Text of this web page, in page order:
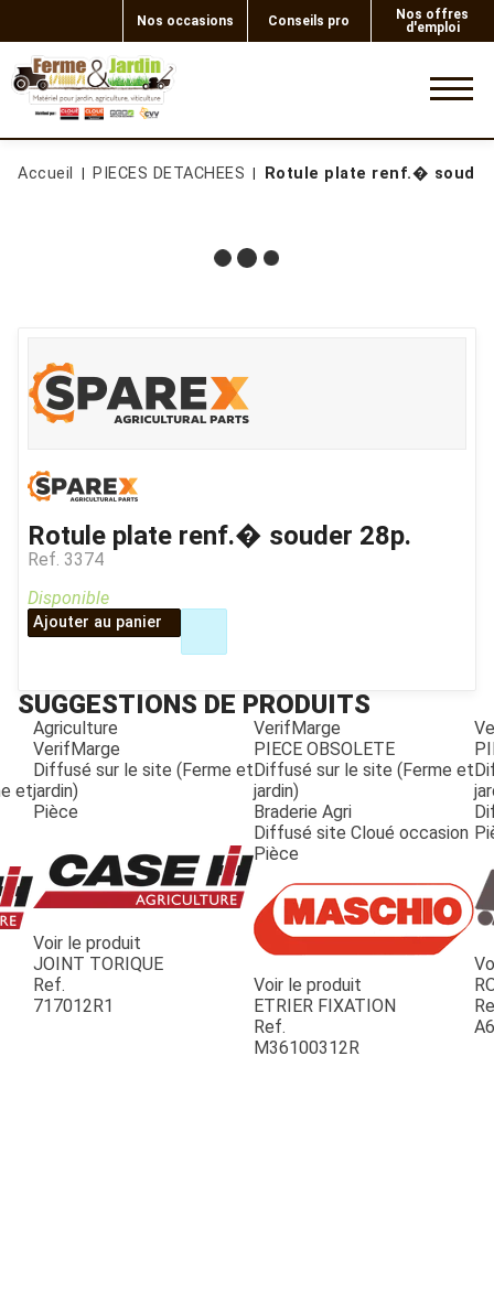
Nos occasions Conseils pro
Nos offres
d'emploi
JOUET
ESPACES VERTS
Accueil PIECES DETACHEES Rotule plate renf.� souder
Rotule plate renf.� souder 28p.
Ref. 3374
Disponible
Ajouter au panier
SUGGESTIONS DE PRODUITS
et
Agriculture
VerifMarge
Diffusé sur le site (Ferme et
jardin)
Pièce
Voir le produit
JOINT TORIQUE
Ref.
717012R1
VerifMarge
PIECE OBSOLETE
Diffusé sur le site (Ferme et
jardin)
Braderie Agri
Diffusé site Cloué occasion
Pièce
Voir le produit
ETRIER FIXATION
Ref.
M36100312R